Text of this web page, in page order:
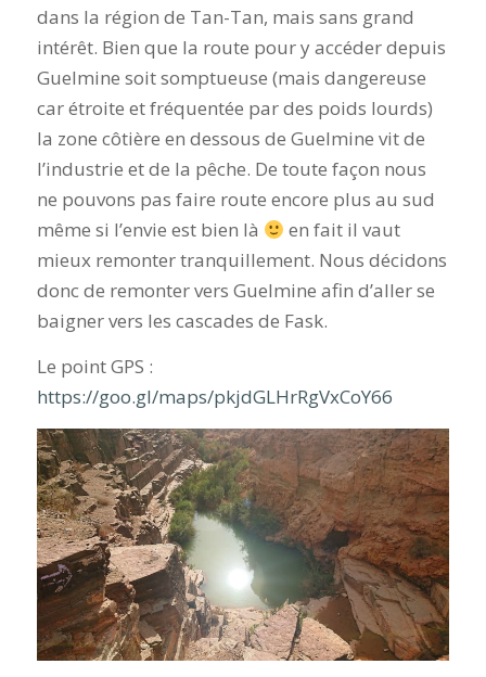
dans la région de Tan-Tan, mais sans grand
intérêt. Bien que la route pour y accéder depuis
Guelmine soit somptueuse (mais dangereuse
car étroite et fréquentée par des poids lourds)
la zone côtière en dessous de Guelmine vit de
l’industrie et de la pêche. De toute façon nous
ne pouvons pas faire route encore plus au sud
même si l’envie est bien là
en fait il vaut
mieux remonter tranquillement. Nous décidons
donc de remonter vers Guelmine afin d’aller se
baigner vers les cascades de Fask.
Le point GPS :
https://goo.gl/maps/pkjdGLHrRgVxCoY66